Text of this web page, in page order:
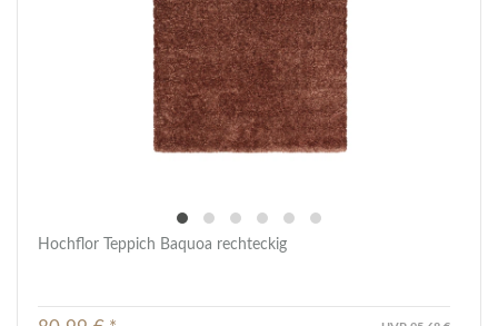
Hochflor Teppich Baquoa rechteckig